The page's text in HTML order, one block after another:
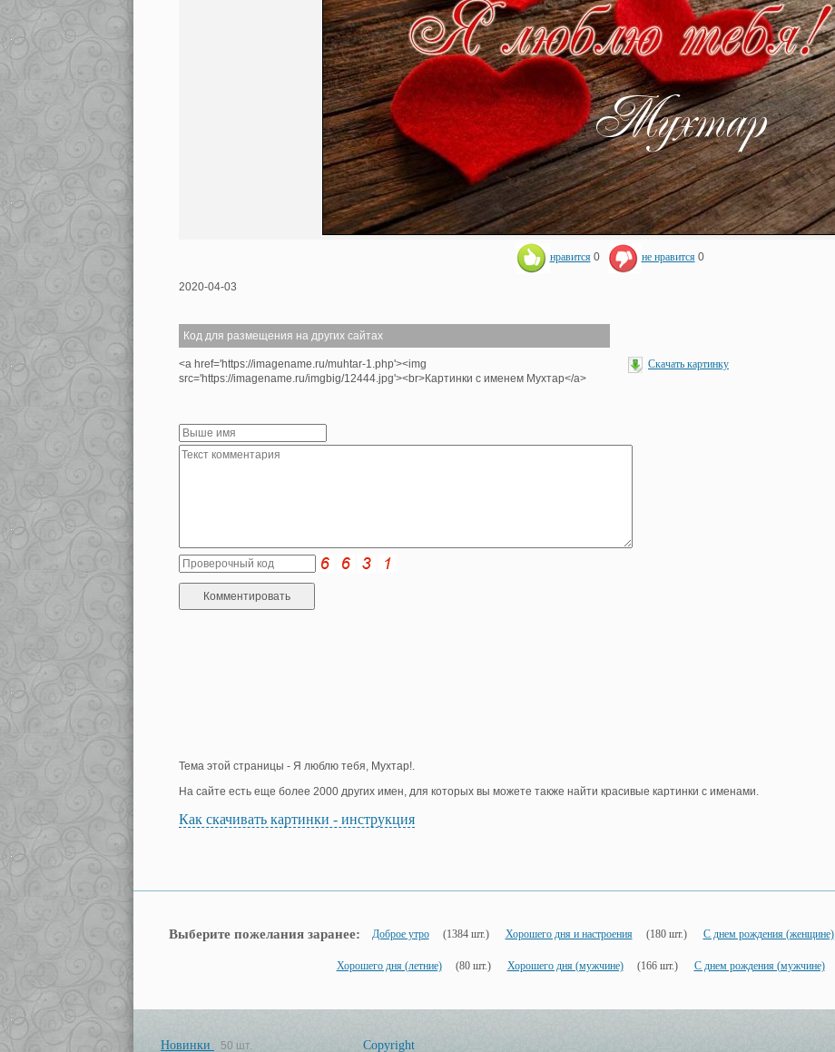
нравится 0 не нравится 0
2020-04-03
Код для размещения на других сайтах
<a href='https://imagename.ru/muhtar-1.php'><img
src='https://imagename.ru/imgbig/12444.jpg'><br>Картинки с именем Мухтар</a>
Скачать картинку
Тема этой страницы - Я люблю тебя, Мухтар!.
На сайте есть еще более 2000 других имен, для которых вы можете также найти красивые картинки с именами.
Как скачивать картинки - инструкция
Выберите пожелания заранее: Доброе утро (1384 шт.) Хорошего дня и настроения (180 шт.) С днем рождения (женщине)
Хорошего дня (летние) (80 шт.) Хорошего дня (мужчине) (166 шт.) С днем рождения (мужчине)
Новинки 50 шт. Copyright